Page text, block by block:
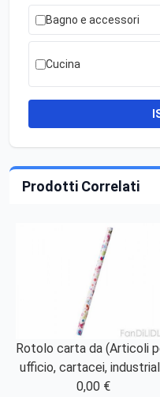
Bagno e accessori
Cucina
Prodotti Correlati
Rotolo carta da (Articoli
ufficio, cartacei,
0,00 €